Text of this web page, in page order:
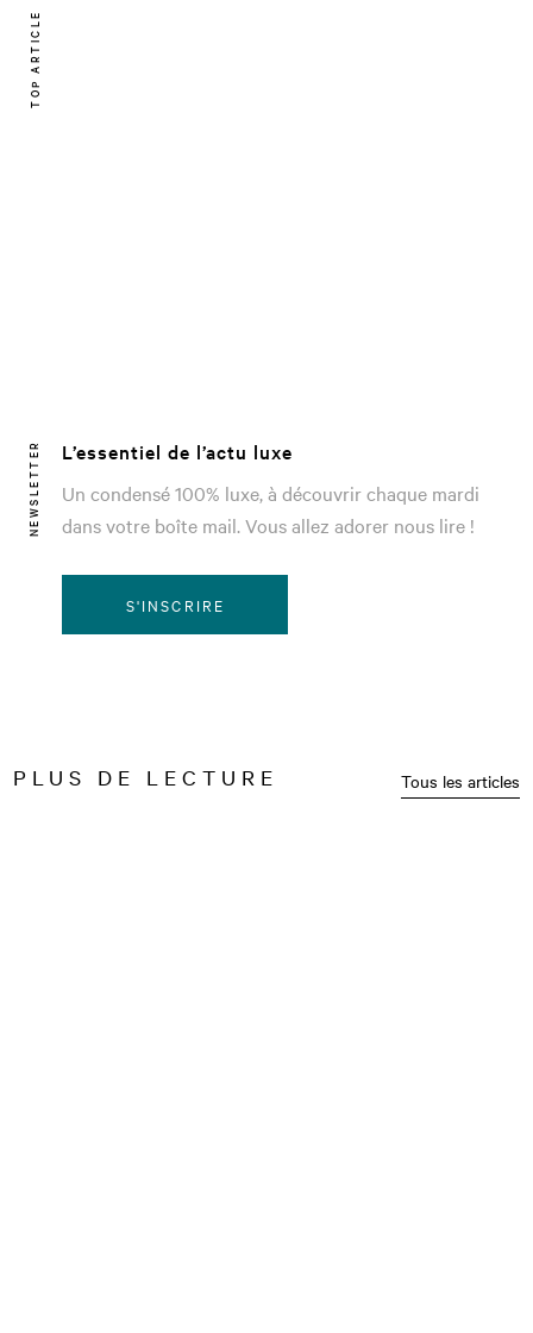
TOP ARTICLE
NEWSLETTER
L’essentiel de l’actu luxe
Un condensé 100% luxe, à découvrir chaque mardi
dans votre boîte mail. Vous allez adorer nous lire !
S'INSCRIRE
PLUS DE LECTURE Tous les articles